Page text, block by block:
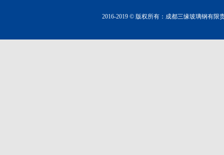
2016-2019 © 版权所有：成都三缘玻璃钢有限